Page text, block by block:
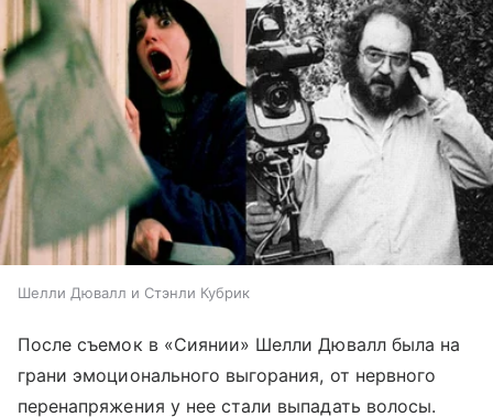
Шелли Дювалл и Стэнли Кубрик
После съемок в «Сиянии» Шелли Дювалл была на
грани эмоционального выгорания, от нервного
перенапряжения у нее стали выпадать волосы.